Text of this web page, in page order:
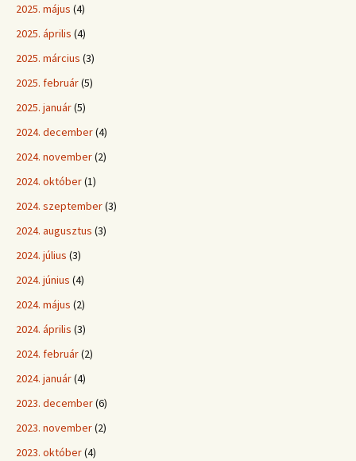
2025. május (4)
2025. április (4)
2025. március (3)
2025. február(5)
2025. január(5)
2024. december(4)
2024. november(2)
2024. október(1)
2024. szeptember(3)
2024. augusztus (3)
2024. július (3)
2024. június (4)
2024. május (2)
2024. április (3)
2024. február(2)
2024. január(4)
2023. december(6)
2023. november(2)
2023. október(4)